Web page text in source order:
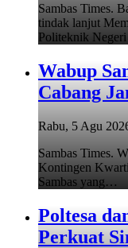
Sambas Times.
tindak lanjut
Politeknik
Wabup
Cabang
Rabu, 5 Agu
Sambas Times.
Kontingen
Sambas yang…
Poltesa
Perkuat